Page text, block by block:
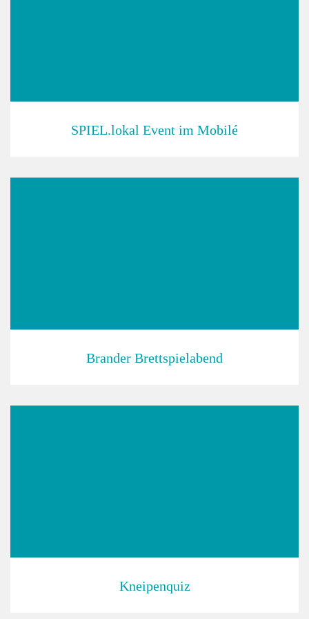
SPIEL.lokal Event im Mobilé
Brander Brettspielabend
Kneipenquiz